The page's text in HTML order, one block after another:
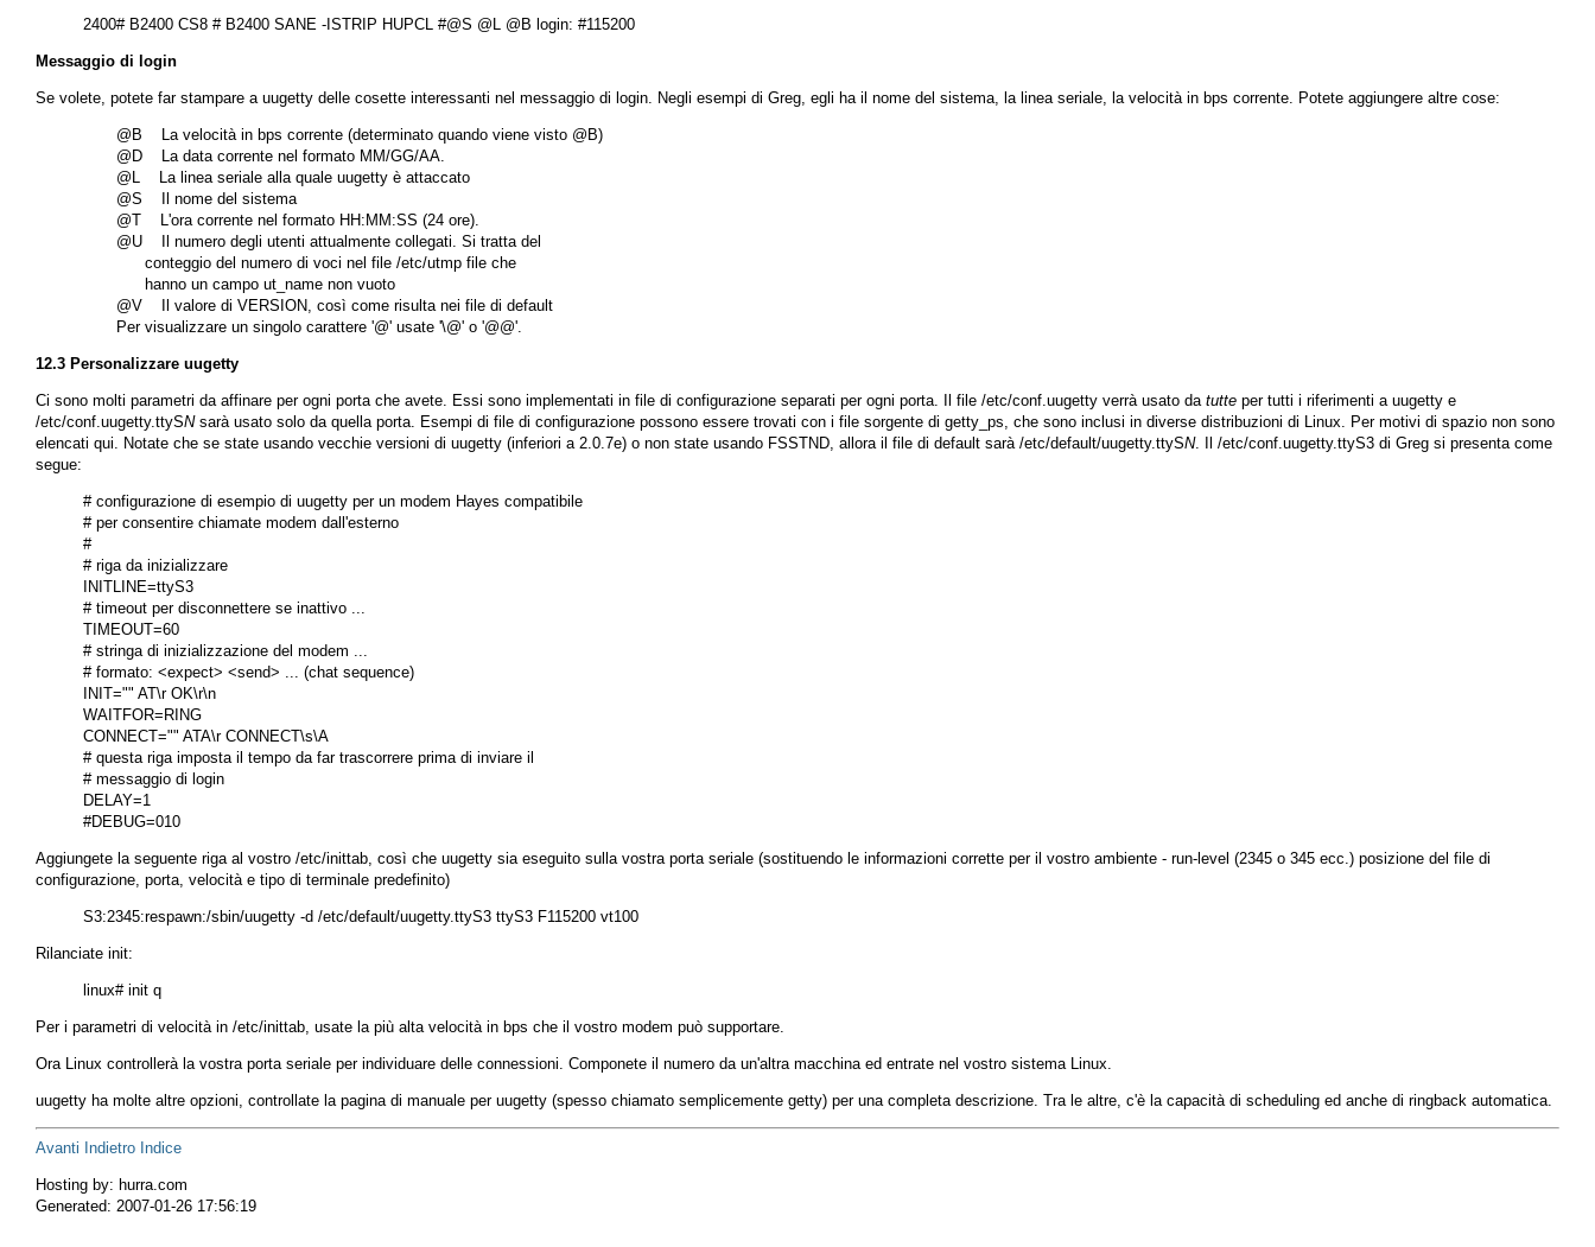
Messaggio di login
Se volete, potete far stampare a uugetty delle cosette interessanti nel messaggio di login. Negli esempi di Greg, egli ha il nome del sistema, la linea seriale, la velocità in bps corrente. Potete aggiungere altre cose:
       @B    La velocità in bps corrente (determinato quando viene visto @B)
       @D    La data corrente nel formato MM/GG/AA.
       @L    La linea seriale alla quale uugetty è attaccato
       @S    Il nome del sistema
       @T    L'ora corrente nel formato HH:MM:SS (24 ore).
       @U    Il numero degli utenti attualmente collegati. Si tratta del
             conteggio del numero di voci nel file /etc/utmp file che
             hanno un campo ut_name non vuoto
       @V    Il valore di VERSION, così come risulta nei file di default
12.3 Personalizzare uugetty
Ci sono molti parametri da affinare per ogni porta che avete. Essi sono implementati in file di configurazione separati per ogni porta. Il file /etc/conf.uugetty verrà usato da tutte per tutti i riferimenti a uugetty e
/etc/conf.uugetty.ttySNsarà usato solo da quella porta. Esempi di file di configurazione possono essere trovati con i file sorgente di getty_ps, che sono inclusi in diverse distribuzioni di Linux. Per motivi di spazio non sono
elencati qui. Notate che se state usando vecchie versioni di uugetty (inferiori a 2.0.7e) o non state usando FSSTND, allora il file di default sarà /etc/default/uugetty.ttySN. Il /etc/conf.uugetty.ttyS3 di Greg si presenta come
segue:
# configurazione di esempio di uugetty per un modem Hayes compatibile
# per consentire chiamate modem dall'esterno
#
# riga da inizializzare
INITLINE=ttyS3
# timeout per disconnettere se inattivo ...
TIMEOUT=60
# stringa di inizializzazione del modem ...
# formato: <expect> <send> ... (chat sequence)
INIT="" AT\r OK\r\n
WAITFOR=RING
CONNECT="" ATA\r CONNECT\s\A
# questa riga imposta il tempo da far trascorrere prima di inviare il
# messaggio di login
DELAY=1
Aggiungete la seguente riga al vostro /etc/inittab, così che uugetty sia eseguito sulla vostra porta seriale (sostituendo le informazioni corrette per il vostro ambiente - run-level (2345 o 345 ecc.) posizione del file di
configurazione, porta, velocità e tipo di terminale predefinito)
Rilanciate init:
Per i parametri di velocità in /etc/inittab, usate la più alta velocità in bps che il vostro modem può supportare.
Ora Linux controllerà la vostra porta seriale per individuare delle connessioni. Componete il numero da un'altra macchina ed entrate nel vostro sistema Linux.
uugetty ha molte altre opzioni, controllate la pagina di manuale per uugetty (spesso chiamato semplicemente getty) per una completa descrizione. Tra le altre, c'è la capacità di scheduling ed anche di ringback automatica.
Avanti Indietro Indice
Hosting by: hurra.com
Generated: 2007-01-26 17:56:19